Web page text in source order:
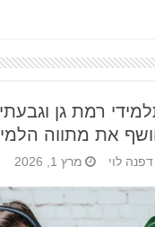
רמת גן
את מתווה
דפנה לוי מרץ 1, 2026